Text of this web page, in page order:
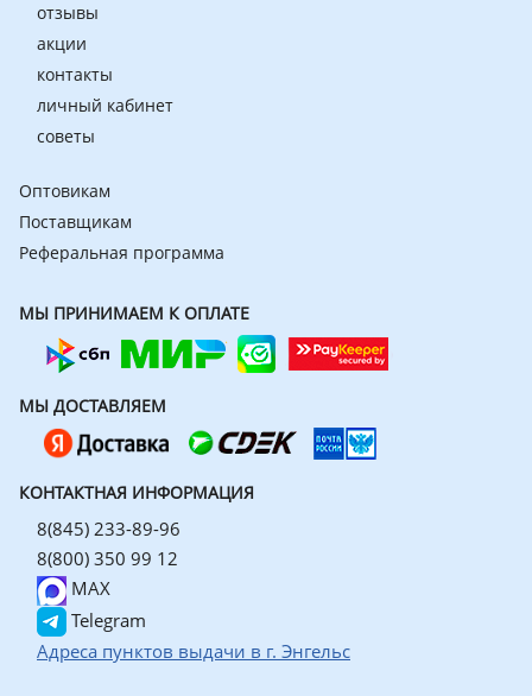
отзывы
акции
контакты
личный кабинет
советы
Оптовикам
Поставщикам
Реферальная программа
МЫ ПРИНИМАЕМ К ОПЛАТЕ
МЫ ДОСТАВЛЯЕМ
КОНТАКТНАЯ ИНФОРМАЦИЯ
8(845) 233-89-96
8(800) 350 99 12
MAX
Telegram
Адреса пунктов выдачи в г. Энгельс